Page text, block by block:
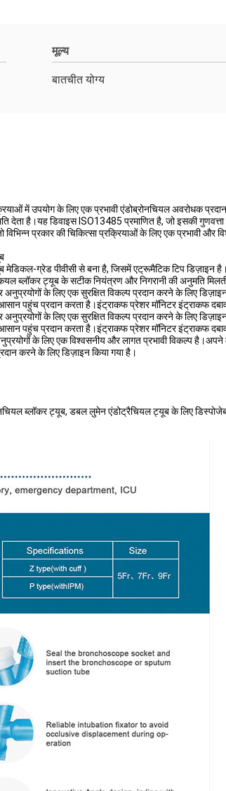
मूल्य
बातचीत योग्य
में उपयोग के लिए एक प्रभावी एंडोब्रोनचियल अवरोधक
देता है।यह डिवाइस ISO13485 प्रमाणित है, जो इसकी
प्रकार की चिकित्सा प्रक्रियाओं के लिए एक प्रभावी और
मेडिकल-ग्रेड पीवीसी से बना है, जिसमें एट्रूमैटिक टिप
ब्लॉकर ट्यूब के सटीक नियंत्रण और निगरानी की अनुमति
अनुप्रयोगों के लिए एक सुरक्षित विकल्प प्रदान करने के लिए
पहुंच प्रदान करता है।इंट्राकफ प्रेशर मॉनिटर इंट्राकफ
अनुप्रयोगों के लिए एक सुरक्षित विकल्प प्रदान करने के लिए
पहुंच प्रदान करता है।इंट्राकफ प्रेशर मॉनिटर इंट्राकफ
के लिए एक विश्वसनीय और लागत प्रभावी विकल्प
करने के लिए डिज़ाइन किया गया है।
ब्लॉकर ट्यूब, डबल लुमेन एंडोट्रैचियल ट्यूब के लिए